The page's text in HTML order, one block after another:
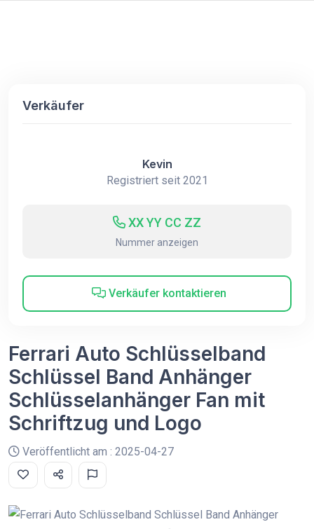
Verkäufer
Kevin
Registriert seit 2021
XX YY CC ZZ
Nummer anzeigen
Verkäufer kontaktieren
Ferrari Auto Schlüsselband
Schlüssel Band Anhänger
Schlüsselanhänger Fan mit
Schriftzug und Logo
Veröffentlicht am : 2025-04-27